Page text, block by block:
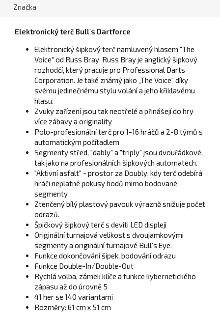
Značka
Elektronický terč Bull's Dartforce
Elektronický šipkový terč namluvený hlasem "The
Voice" od Russ Bray. Russ Bray je anglický šipkový
rozhodčí, který pracuje pro Professional Darts
Corporation. Je také známý jako „The Voice“ díky
svému jedinečnému stylu volání a jeho křiklavému
hlasu.
Zvuky zařízení jsou tak neotřelé a přinášejí do hry
více zábavy a originality
Polo-profesionální terč pro 1-16 hráčů a 2-8 týmů s
automatickým počítadlem
Segmenty střed, "dably" a "triply" jsou dvouřádkové,
tak jako na profesionálních šipkových automatech.
"Aktivní asfalt" - prostor za Doubly, kdy terč odebírá
hráči neplatné pokusy hodů mimo bodované
segmenty
Ztenčený bílý plastový pavoukvýrazně snižuje počet
odrazů.
Špičkový šipkový terč s devíti LED displeji
Originální turnajová velikost s dvoujamkovými
segmenty a originální turnajové Bull's Eye.
Funkce dokončování šipek, bodování odrazu
Funkce Double-In/Double-Out
Rychlá volba, zámek klíče a funkce kybernetického
zápasu až do úrovně 5
41 her se 140 variantami
Rozměry: 61 cm x 51 cm